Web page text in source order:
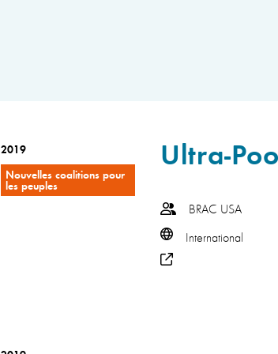
2019
Nouvelles coalitions pour
les peuples
Ultra-
BRAC USA
International